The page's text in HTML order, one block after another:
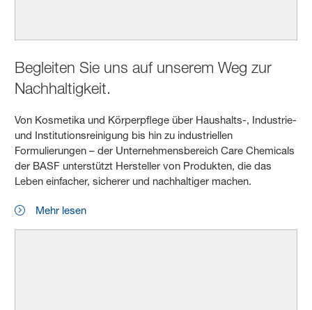
Begleiten Sie uns auf unserem Weg zur
Nachhaltigkeit.
Von Kosmetika und Körperpflege über Haushalts-, Industrie-
und Institutionsreinigung bis hin zu industriellen
Formulierungen – der Unternehmensbereich Care Chemicals
der BASF unterstützt Hersteller von Produkten, die das
Leben einfacher, sicherer und nachhaltiger machen.
Mehr lesen